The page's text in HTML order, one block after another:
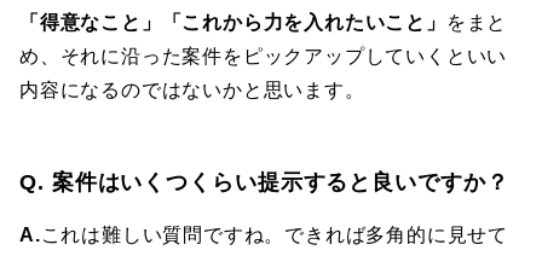
「得意なこと」「これから力を入れたいこと」
をまと
め、それに沿った案件をピックアップしていくといい
内容になるのではないかと思います。
Q. 案件はいくつくらい提示すると良いですか？
A.これは難しい質問ですね。できれば多角的に見せて